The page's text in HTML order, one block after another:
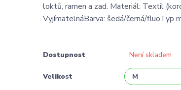
loktů, ramen a zad. Materiál: Textil
VyjímatelnáBarva: šedá/černá/fluoTyp
Dostupnost Není skladem
Velikost